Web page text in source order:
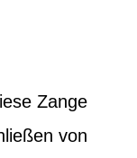
Zange
von